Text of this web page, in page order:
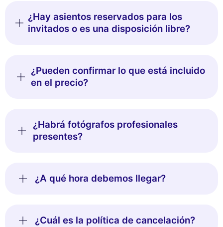
¿Hay asientos reservados para los
invitados o es una disposición libre?
¿Pueden confirmar lo que está incluido
en el precio?
¿Habrá fotógrafos profesionales
presentes?
¿A qué hora debemos llegar?
¿Cuál es la política de cancelación?